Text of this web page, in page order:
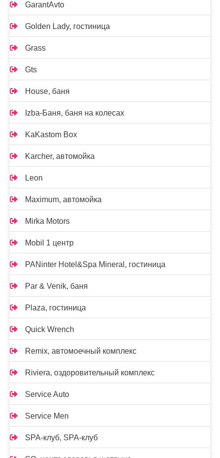
GarantAvto
Golden Lady, гостиница
Grass
Gts
House, баня
Izba-Баня, баня на колесах
KaKastom Box
Karcher, автомойка
Leon
Maximum, автомойка
Mirka Motors
Mobil 1 центр
PANinter Hotel&Spa Mineral, гостиница
Par & Venik, баня
Plaza, гостиница
Quick Wrench
Remix, автомоечный комплекс
Riviera, оздоровительный комплекс
Service Auto
Service Men
SPA-клуб, SPA-клуб